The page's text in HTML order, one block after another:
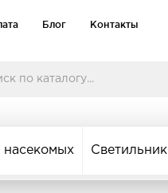
Блог Контакты